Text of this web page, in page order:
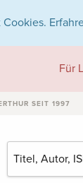
Für
SEIT 1997